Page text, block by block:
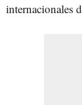
internacionales